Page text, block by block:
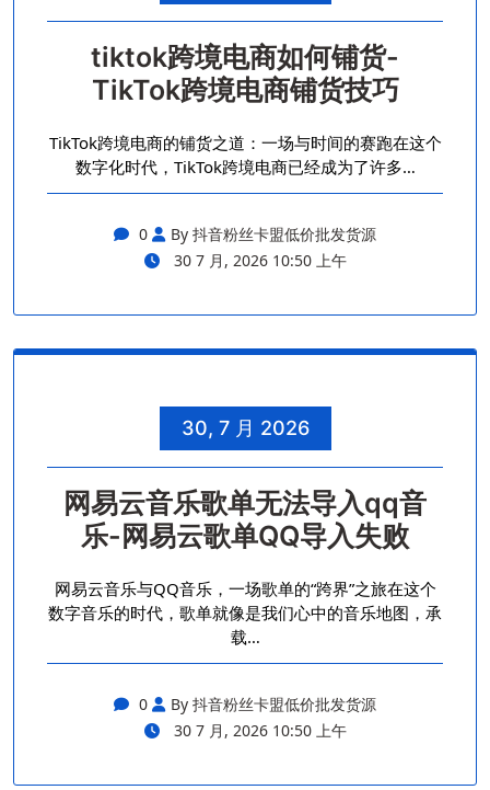
tiktok跨境电商如何铺货-
TikTok跨境电商铺货技巧
TikTok跨境电商的铺货之道：一场与时间的赛跑在这个
数字化时代，TikTok跨境电商已经成为了许多…
0
By 抖音粉丝卡盟低价批发货源
30 7 月, 2026 10:50 上午
30, 7 月 2026
网易云音乐歌单无法导入qq音
乐-网易云歌单QQ导入失败
网易云音乐与QQ音乐，一场歌单的“跨界”之旅在这个
数字音乐的时代，歌单就像是我们心中的音乐地图，承
载…
0
By 抖音粉丝卡盟低价批发货源
30 7 月, 2026 10:50 上午